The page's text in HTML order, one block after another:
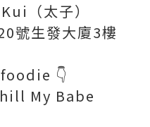
（太子）
號生發大廈3樓
👇
My Babe